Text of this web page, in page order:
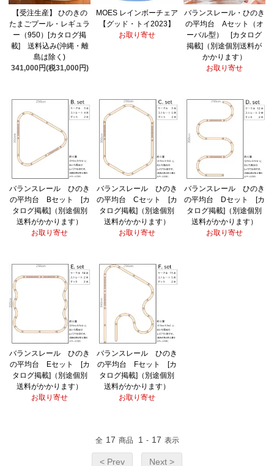
【受注生産】 ひのきの
たまごプール・レギュラ
ー（950）[カタログ掲
載] 送料込み(沖縄・離
島は除く)
341,000円(税31,000円)
MOES レインボーチェア
【グッド・トイ2023】
お取り寄せ
バランスレール・ひのき
の平均台 Aセット（オ
ーバル型） [カタログ
掲載]（別途個別送料が
かかります）
お取り寄せ
バランスレール ひのき
の平均台 Bセット [カ
タログ掲載]（別途個別
送料がかかります）
お取り寄せ
バランスレール ひのき
の平均台 Cセット [カ
タログ掲載]（別途個別
送料がかかります）
お取り寄せ
バランスレール ひのき
の平均台 Dセット [カ
タログ掲載]（別途個別
送料がかかります）
お取り寄せ
バランスレール ひのき
の平均台 Eセット [カ
タログ掲載]（別途個別
送料がかかります）
お取り寄せ
バランスレール ひのき
の平均台 Fセット [カ
タログ掲載]（別途個別
送料がかかります）
お取り寄せ
全 17 商品 1 - 17 表示
< Prev Next >